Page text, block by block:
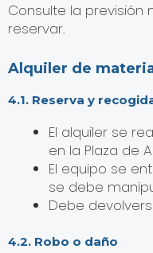
Consulte la
reservar.
Alquiler de
4.1. Reserva y
El alquiler se
en la Plaza de
El equipo se
se debe
Debe
4.2. Robo o daño